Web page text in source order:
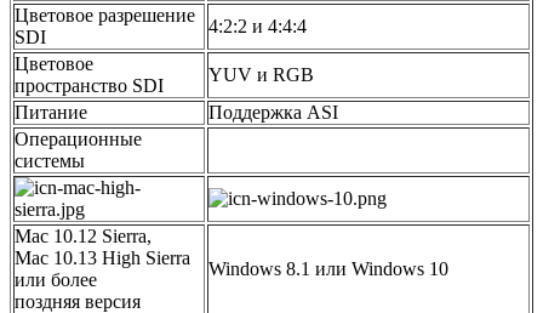
Цветовое разрешение
SDI
4:2:2 и 4:4:4
Цветовое
пространство SDI
YUV и RGB
Питание
Поддержка ASI
Операционные
системы
Mac 10.12 Sierra,
Mac 10.13 High Sierra
или более
поздняя версия
Windows 8.1 или Windows 10